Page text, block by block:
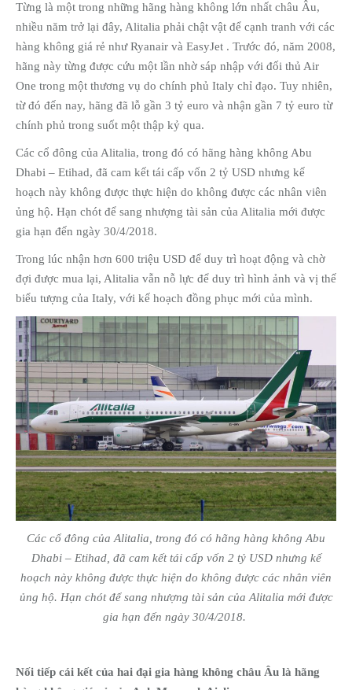
Từng là một trong những hãng hàng không lớn nhất châu Âu,
nhiều năm trở lại đây, Alitalia phải chật vật để cạnh tranh với các
hàng không giá rẻ như Ryanair và EasyJet . Trước đó, năm 2008,
hãng này từng được cứu một lần nhờ sáp nhập với đối thủ Air
One trong một thương vụ do chính phủ Italy chỉ đạo. Tuy nhiên,
từ đó đến nay, hãng đã lỗ gần 3 tỷ euro và nhận gần 7 tỷ euro từ
chính phủ trong suốt một thập kỷ qua.
Các cổ đông của Alitalia, trong đó có hãng hàng không Abu
Dhabi – Etihad, đã cam kết tái cấp vốn 2 tỷ USD nhưng kế
hoạch này không được thực hiện do không được các nhân viên
ủng hộ. Hạn chót để sang nhượng tài sản của Alitalia mới được
gia hạn đến ngày 30/4/2018.
Trong lúc nhận hơn 600 triệu USD để duy trì hoạt động và chờ
đợi được mua lại, Alitalia vẫn nỗ lực để duy trì hình ảnh và vị thế
biểu tượng của Italy, với kế hoạch đồng phục mới của mình.
Các cổ đông của Alitalia, trong đó có hãng hàng không Abu
Dhabi – Etihad, đã cam kết tái cấp vốn 2 tỷ USD nhưng kế
hoạch này không được thực hiện do không được các nhân viên
ủng hộ. Hạn chót để sang nhượng tài sản của Alitalia mới được
gia hạn đến ngày 30/4/2018.
Nối tiếp cái kết của hai đại gia hàng không châu Âu là hãng